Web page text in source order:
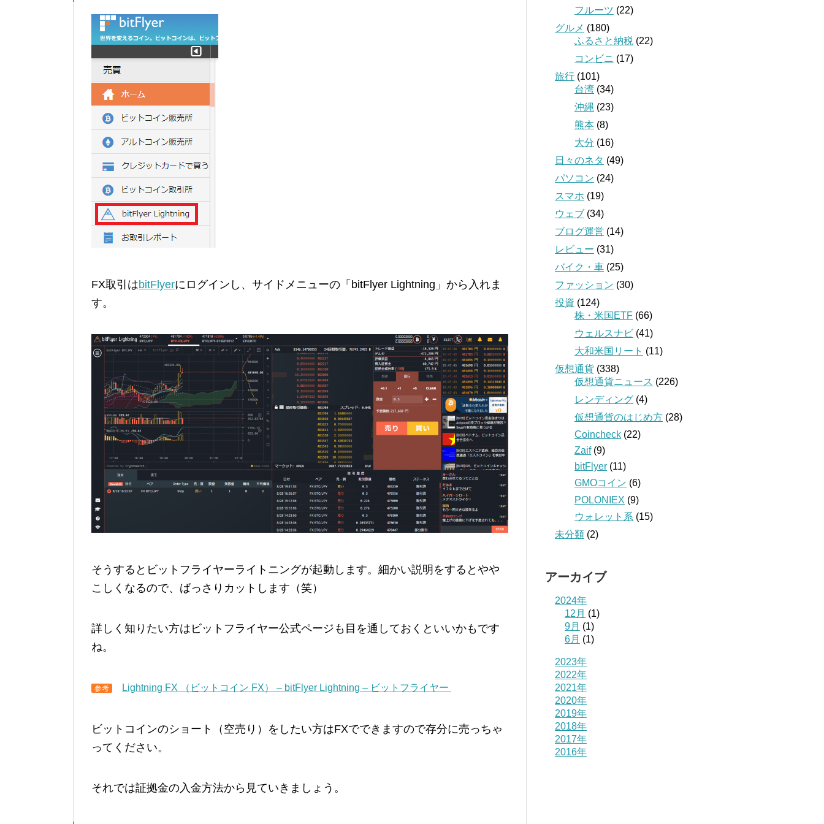
FX取引はbitFlyerにログインし、サイドメニューの「bitFlyer Lightning」から入れま
す。
そうするとビットフライヤーライトニングが起動します。細かい説明をするとやや
こしくなるので、ばっさりカットします（笑）
詳しく知りたい方はビットフライヤー公式ページも目を通しておくといいかもです
ね。
参考 Lightning FX （ビットコイン FX） – bitFlyer Lightning – ビットフライヤー
ビットコインのショート（空売り）をしたい方はFXでできますので存分に売っちゃ
ってください。
それでは証拠金の入金方法から見ていきましょう。
フルーツ (22)
グルメ (180)
ふるさと納税 (22)
コンビニ (17)
旅行 (101)
台湾 (34)
沖縄 (23)
熊本 (8)
大分 (16)
日々のネタ (49)
パソコン (24)
スマホ (19)
ウェブ (34)
ブログ運営 (14)
レビュー (31)
バイク・車 (25)
ファッション (30)
投資 (124)
株・米国ETF (66)
ウェルスナビ (41)
大和米国リート (11)
仮想通貨 (338)
仮想通貨ニュース (226)
レンディング (4)
仮想通貨のはじめ方 (28)
Coincheck (22)
Zaif(9)
bitFlyer (11)
GMOコイン (6)
POLONIEX (9)
ウォレット系 (15)
未分類 (2)
アーカイブ
2024年
12月 (1)
9月 (1)
6月 (1)
2023年
2022年
2021年
2020年
2019年
2018年
2017年
2016年